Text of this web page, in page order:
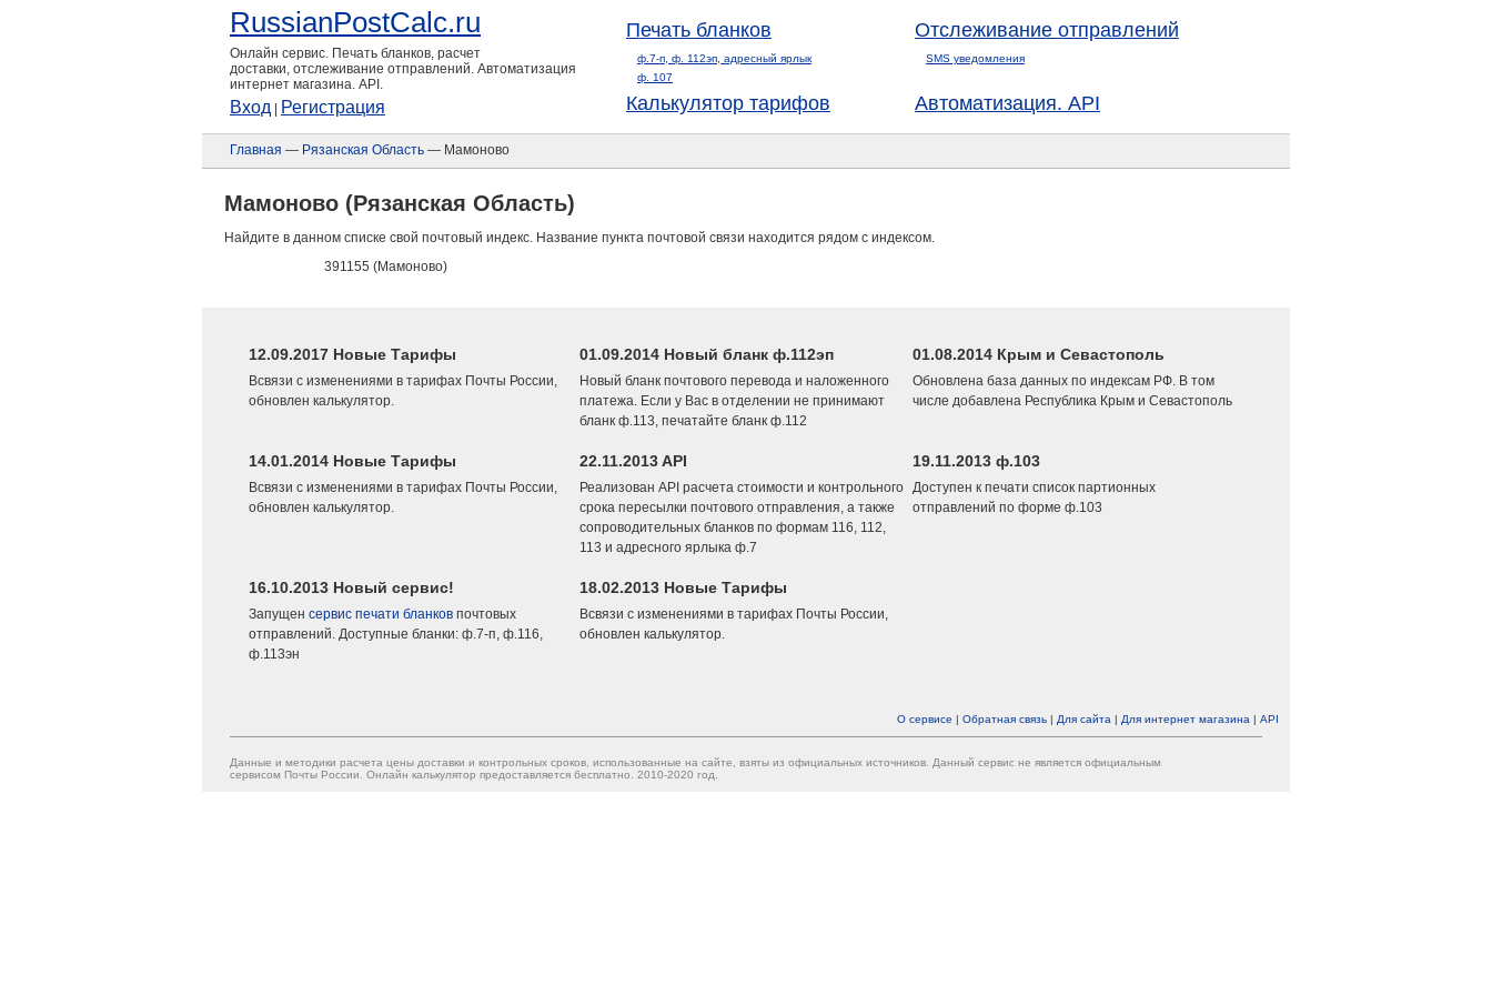
RussianPostCalc.ru
Онлайн сервис. Печать бланков, расчет
доставки, отслеживание отправлений. Автоматизация
интернет магазина. API.
Вход Регистрация
Печать бланков
ф.7-п, ф. 112эп, адресный ярлык
ф. 107
Отслеживание отправлений
SMS уведомления
Калькулятор тарифов Автоматизация. API
Главная — Рязанская Область — Мамоново
Мамоново (Рязанская Область)
Найдите в данном списке свой почтовый индекс. Название пункта почтовой связи находится рядом с индексом.
391155 (Мамоново)
12.09.2017 Новые Тарифы
Всвязи с изменениями в тарифах Почты России,
обновлен калькулятор.
01.09.2014 Новый бланк ф.112эп
Новый бланк почтового перевода и наложенного
платежа. Если у Вас в отделении не принимают
бланк ф.113, печатайте бланк ф.112
01.08.2014 Крым и Севастополь
Обновлена база данных по индексам РФ. В том
числе добавлена Республика Крым и Севастополь
14.01.2014 Новые Тарифы
Всвязи с изменениями в тарифах Почты России,
обновлен калькулятор.
22.11.2013 API
Реализован API расчета стоимости и контрольного
срока пересылки почтового отправления, а также
сопроводительных бланков по формам 116, 112,
113 и адресного ярлыка ф.7
19.11.2013 ф.103
Доступен к печати список партионных
отправлений по форме ф.103
16.10.2013 Новый сервис!
Запущен сервис печати бланков почтовых
отправлений. Доступные бланки: ф.7-п, ф.116,
ф.113эн
18.02.2013 Новые Тарифы
Всвязи с изменениями в тарифах Почты России,
обновлен калькулятор.
О сервисе | Обратная связь | Для сайта | Для интернет магазина | API
Данные и методики расчета цены доставки и контрольных сроков, использованные на сайте, взяты из официальных источников. Данный сервис не является официальным
сервисом Почты России. Онлайн калькулятор предоставляется бесплатно. 2010-2020 год.